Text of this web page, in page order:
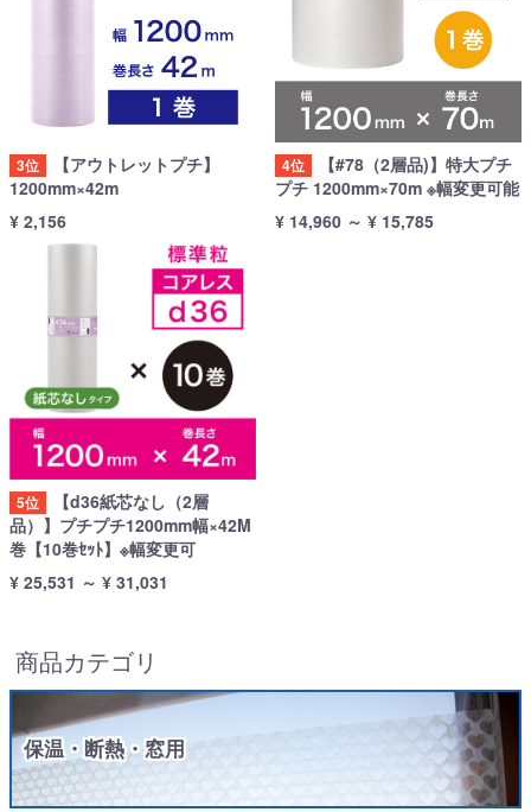
3位
【アウトレットプチ】
1200mm×42m
¥ 2,156
4位
【#78（2層品)】特大プチ
プチ 1200mm×70m ※幅変更可能
¥ 14,960 ～ ¥ 15,785
5位
【d36紙芯なし（2層
品）】プチプチ1200mm幅×42M
巻【10巻ｾｯﾄ】※幅変更可
¥ 25,531 ～ ¥ 31,031
商品カテゴリ
保温・断熱・窓用